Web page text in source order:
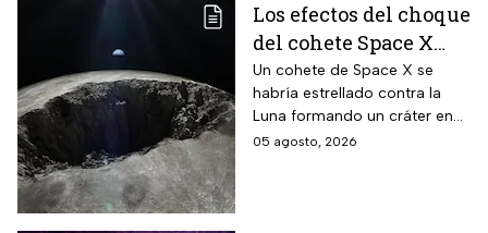
Los efectos del choque
del cohete Space X
contra la Luna
Un cohete de Space X se
habría estrellado contra la
Luna formando un cráter en
nuestro satélite natural, ¿qué
05 agosto, 2026